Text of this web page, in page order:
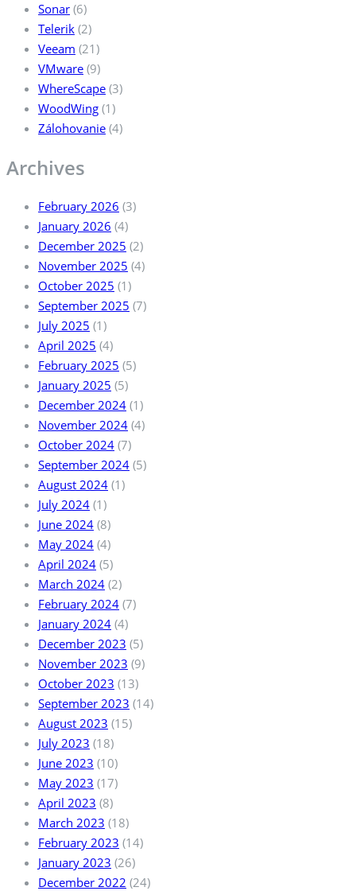
Sonar (6)
Telerik (2)
Veeam (21)
VMware (9)
WhereScape (3)
WoodWing (1)
Zálohovanie (4)
Archives
February 2026 (3)
January 2026 (4)
December 2025 (2)
November 2025 (4)
October 2025 (1)
September 2025 (7)
July 2025 (1)
April 2025 (4)
February 2025 (5)
January 2025 (5)
December 2024 (1)
November 2024 (4)
October 2024 (7)
September 2024 (5)
August 2024 (1)
July 2024 (1)
June 2024 (8)
May 2024 (4)
April 2024 (5)
March 2024 (2)
February 2024 (7)
January 2024 (4)
December 2023 (5)
November 2023 (9)
October 2023 (13)
September 2023 (14)
August 2023 (15)
July 2023 (18)
June 2023 (10)
May 2023 (17)
April 2023 (8)
March 2023 (18)
February 2023 (14)
January 2023 (26)
December 2022 (24)